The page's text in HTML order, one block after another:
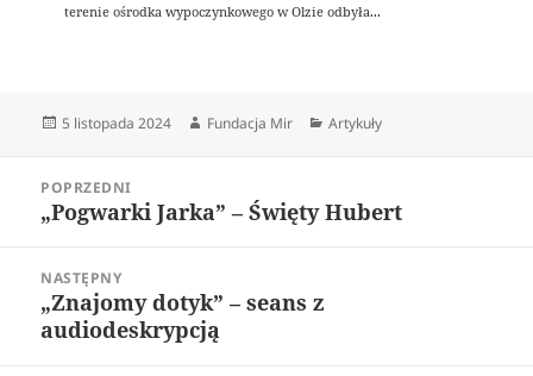
terenie ośrodka wypoczynkowego w Olzie odbyła...
Data
5 listopada 2024 Autor
Fundacja Mir Kategorie
Artykuły
wpisuPOPRZEDNI
Poprzedni
„Pogwarki Jarka” – Święty Hubert
NASTĘPNY
Następny
wpis:
„Znajomy dotyk” – seans z
audiodeskrypcją